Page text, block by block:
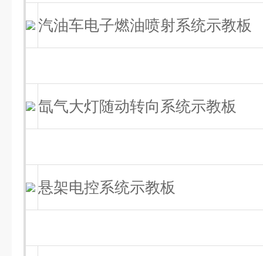
汽油车电子燃油喷射系统示教板
氙气大灯随动转向系统示教板
悬架电控系统示教板